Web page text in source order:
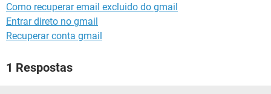
Como recuperar email excluido do gmail
Entrar direto no gmail
Recuperar conta gmail
1 Respostas